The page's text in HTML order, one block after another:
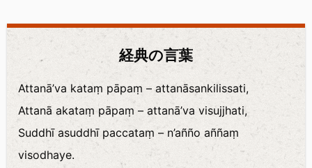
経典の言葉
Attanā’va kataṃ pāpaṃ – attanāsankilissati,
Attanā akataṃ pāpaṃ – attanā’va visujjhati,
Suddhī asuddhī paccataṃ – n’añño aññaṃ
visodhaye.